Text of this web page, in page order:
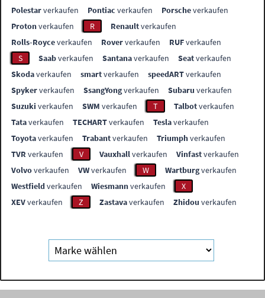
Polestarverkaufen Pontiac verkaufen Porscheverkaufen
Protonverkaufen R Renaultverkaufen
Rolls-Royceverkaufen Roververkaufen RUFverkaufen
S
Saabverkaufen Santanaverkaufen Seatverkaufen
Skodaverkaufen smartverkaufen speedARTverkaufen
Spykerverkaufen SsangYongverkaufen Subaru verkaufen
Suzuki verkaufen SWM verkaufen T Talbotverkaufen
Tataverkaufen TECHARTverkaufen Teslaverkaufen
Toyotaverkaufen Trabantverkaufen Triumphverkaufen
TVR verkaufen V Vauxhallverkaufen Vinfastverkaufen
Volvoverkaufen VWverkaufen W Wartburgverkaufen
Westfieldverkaufen Wiesmannverkaufen
X
XEVverkaufen Z Zastavaverkaufen Zhidou verkaufen